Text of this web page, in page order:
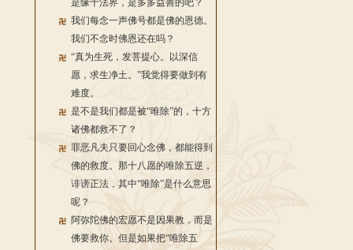
是缘十法界，是多多益善的吧？
我们每念一声佛号都是佛的恩德。
我们不念时佛恩还在吗？
“真为生死，发菩提心。以深信
愿，求生净土。”我觉得要做到有
难度。
是不是我们都是被“唯除”的，十方
诸佛都救不了？
罪恶凡夫只要回心念佛，都能得到
佛的救度。那十八愿的唯除五逆，
诽谤正法，其中“唯除”是什么意思
呢？
阿弥陀佛的宏愿不是因果教，而是
佛要救你。但是如果把“唯除五